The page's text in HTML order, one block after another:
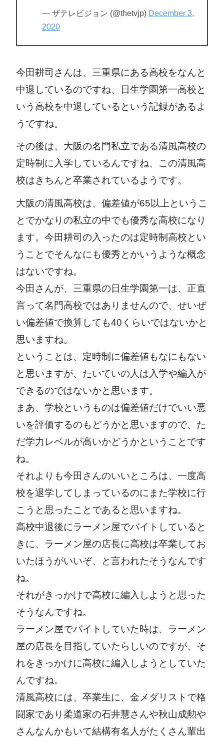
— ザテレビジョン (@thetvjp) December 3,
2020
今田耕司さんは、三重県にある高校をなんと
中退しているのですね、日生学園第一高校と
いう高校を中退しているという記録があるよ
うですね。
その後は、大阪の名門私立である清風高校の
定時制に入学しているんですね、この清風高
校はきちんと卒業されているようです。
大阪の清風高校は、偏差値が65以上というこ
とでかなりの私立の中でも優秀な高校になり
ます。今田耕司の入ったのは定時制高校とい
うことでそんなにも優秀とかいうような概念
はないですね。
今田さんが、三重県の日生学園第一は、正直
言って名門高校ではありませんので、せいぜ
い偏差値で換算しても40 くらいではないかと
思いますね。
ということは、定時制に偏差値もなにもない
と思いますが、たいていの人は入学や編入が
できるのではないかと思います。
まあ、学校というものは偏差値だけでいい悪
いを評価するのもどうかと思いますので、た
だ学力レベルが高いかどうかということです
ね。
それよりも今田さんのいいところは、一度高
校を退学してしまっているのにまた学校に行
こうと思ったことであると思いますね。
高校中退後にラーメン屋でバイトしていると
きに、ラーメン屋の店長に高校は卒業してお
いたほうがいいぞ、と言われたそうなんです
ね。
それがきっかけで高校に編入しようと思った
そうなんですね。
ラーメン屋でバイトしていた時は、ラーメン
屋の店長を目指していたらしいのですが、そ
れをきっかけに高校に編入しようとしていた
んですね。
清風高校には、卒業生に、金メダリストで格
闘家であり柔道家の石井慧さんや秋山成勲や
さんなんかもいて結構有名人がたくさん輩出